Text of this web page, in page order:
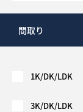
間取り
1K/DK/LDK
3K/DK/LDK